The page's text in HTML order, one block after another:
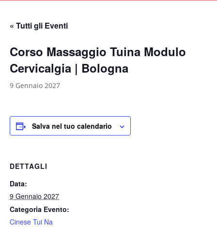
« Tutti gli Eventi
Corso Massaggio Tuina Modulo
Cervicalgia | Bologna
9 Gennaio 2027
Salva nel tuo calendario
DETTAGLI
Data:
9 Gennaio 2027
Categoria Evento:
Cinese Tui Na